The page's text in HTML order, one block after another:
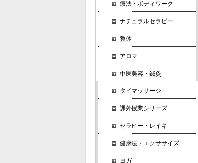
療法・ボディワーク
ナチュラルセラピー
整体
アロマ
中医美容・鍼灸
タイマッサージ
課外授業シリーズ
セラピー・レイキ
健康法・エクササイズ
ヨガ